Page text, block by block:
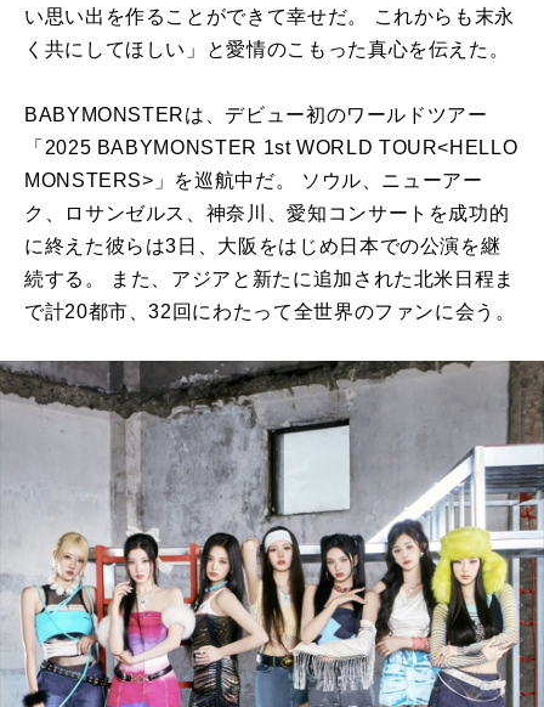
い思い出を作ることができて幸せだ。 これからも末永
く共にしてほしい」と愛情のこもった真心を伝えた。
BABYMONSTERは、デビュー初のワールドツアー
「2025 BABYMONSTER 1st WORLD TOUR<HELLO
MONSTERS>」を巡航中だ。 ソウル、ニューアー
ク、ロサンゼルス、神奈川、愛知コンサートを成功的
に終えた彼らは3日、大阪をはじめ日本での公演を継
続する。 また、アジアと新たに追加された北米日程ま
で計20都市、32回にわたって全世界のファンに会う。